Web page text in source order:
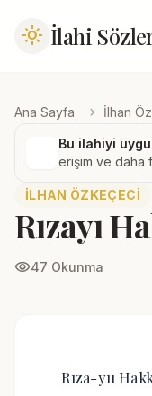
light_mode İlahi
Ana Sayfa chevron_right İlhan
Bu ilahiyi
erişim ve daha
İLHAN ÖZKEÇECI
Rızayı
visibility47 Okunma
Rıza-yıı